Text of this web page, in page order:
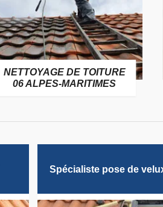
NETTOYAGE DE TOITURE
06 ALPES-MARITIMES
Spécialiste pose de